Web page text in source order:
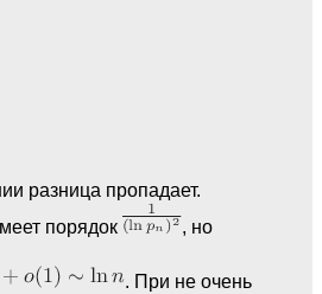
разница пропадает.
порядок
, но
. При не очень